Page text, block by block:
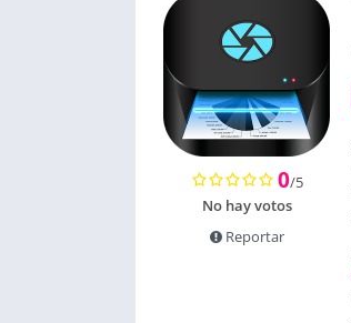
0/5
No hay votos
Reportar